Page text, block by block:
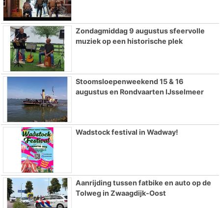
Zondagmiddag 9 augustus sfeervolle
muziek op een historische plek
Stoomsloepenweekend 15 & 16
augustus en Rondvaarten IJsselmeer
Wadstock festival in Wadway!
Aanrijding tussen fatbike en auto op de
Tolweg in Zwaagdijk-Oost